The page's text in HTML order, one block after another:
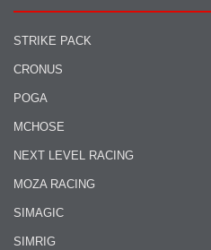
STRIKE PACK
CRONUS
POGA
MCHOSE
NEXT LEVEL RACING
MOZA RACING
SIMAGIC
SIMRIG